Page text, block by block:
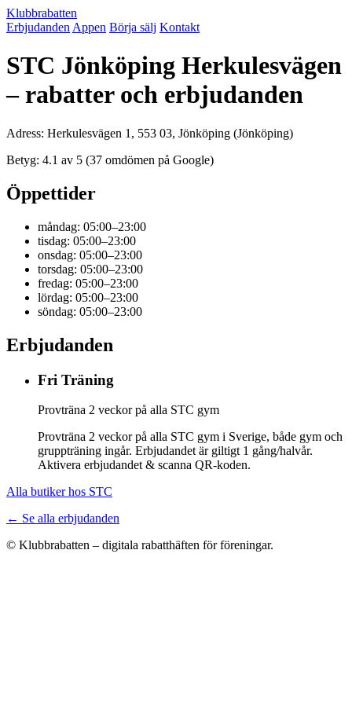
Klubbrabatten
Erbjudanden Appen Börja sälj Kontakt
STC Jönköping Herkulesvägen
– rabatter och erbjudanden
Adress: Herkulesvägen 1, 553 03, Jönköping (Jönköping)
Betyg: 4.1 av 5 (37 omdömen på Google)
Öppettider
måndag: 05:00–23:00
tisdag: 05:00–23:00
onsdag: 05:00–23:00
torsdag: 05:00–23:00
fredag: 05:00–23:00
lördag: 05:00–23:00
söndag: 05:00–23:00
Erbjudanden
Fri Träning
Provträna 2 veckor på alla STC gym
Provträna 2 veckor på alla STC gym i Sverige, både gym och
gruppträning ingår. Erbjudandet är giltigt 1 gång/halvår.
Aktivera erbjudandet & scanna QR-koden.
Alla butiker hos STC
← Se alla erbjudanden
© Klubbrabatten – digitala rabatthäften för föreningar.